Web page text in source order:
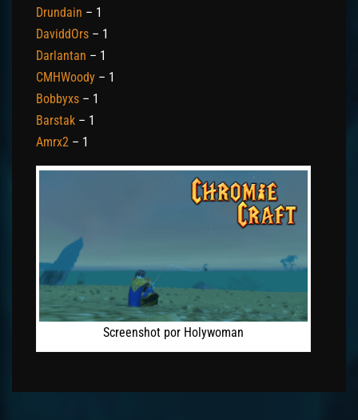
Drundain – 1
DaviddOrs – 1
Darlantan – 1
CMHWoody – 1
Bobbyxs – 1
Barstak – 1
Amrx2 – 1
Screenshot por Holywoman